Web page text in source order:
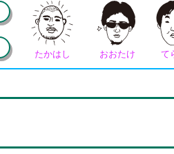
たかはし おおたけ て